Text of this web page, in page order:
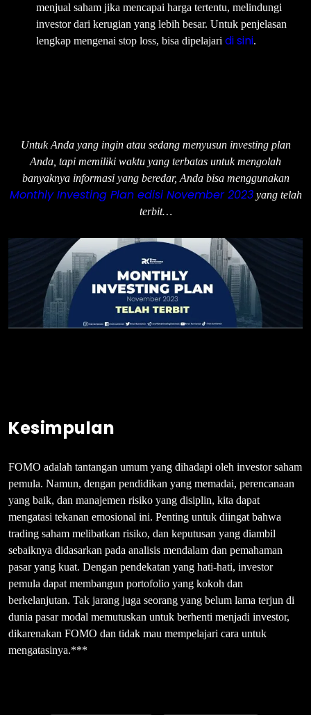
menjual saham jika mencapai harga tertentu, melindungi
investor dari kerugian yang lebih besar. Untuk penjelasan
lengkap mengenai stop loss, bisa dipelajari di sini.
Untuk Anda yang ingin atau sedang menyusun investing plan
Anda, tapi memiliki waktu yang terbatas untuk mengolah
banyaknya informasi yang beredar, Anda bisa menggunakan
Monthly Investing Plan edisi November 2023yang telah
terbit…
Kesimpulan
FOMO adalah tantangan umum yang dihadapi oleh investor saham
pemula. Namun, dengan pendidikan yang memadai, perencanaan
yang baik, dan manajemen risiko yang disiplin, kita dapat
mengatasi tekanan emosional ini. Penting untuk diingat bahwa
trading saham melibatkan risiko, dan keputusan yang diambil
sebaiknya didasarkan pada analisis mendalam dan pemahaman
pasar yang kuat. Dengan pendekatan yang hati-hati, investor
pemula dapat membangun portofolio yang kokoh dan
berkelanjutan. Tak jarang juga seorang yang belum lama terjun di
dunia pasar modal memutuskan untuk berhenti menjadi investor,
dikarenakan FOMO dan tidak mau mempelajari cara untuk
mengatasinya.***